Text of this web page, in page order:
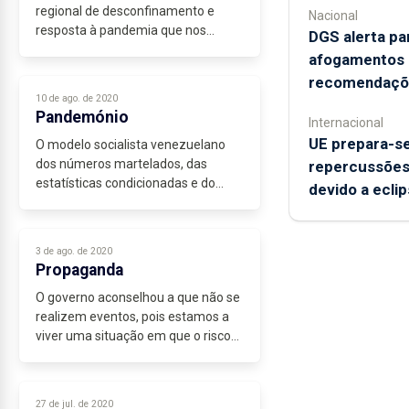
regional de desconfinamento e
resposta à pandemia que nos
acontecimentos sem qualquer
previsão ou...
10 de ago. de 2020
Pandemónio
O modelo socialista venezuelano
dos números martelados, das
estatísticas condicionadas e do
onde tudo...
3 de ago. de 2020
Propaganda
O governo aconselhou a que não se
realizem eventos, pois estamos a
viver uma situação em que o risco
27 de jul. de 2020
Nacional
DGS alerta
afogamentos
Internacional
UE prepara-
devido a